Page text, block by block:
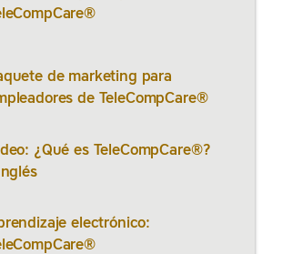
de marketing para
de TeleCompCare®
¿Qué es TeleCompCare®?
electrónico: